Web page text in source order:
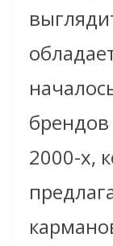
брендов
2000-х,